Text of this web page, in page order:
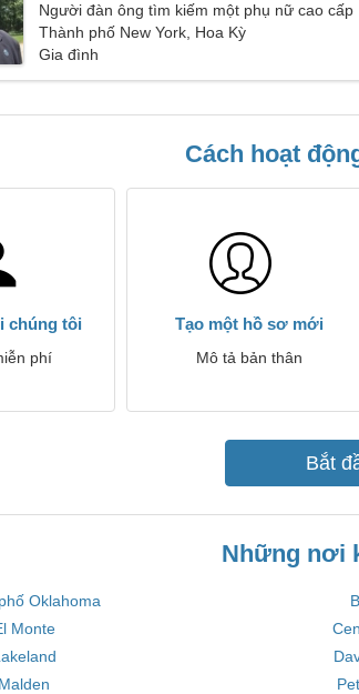
Người đàn ông tìm kiếm một phụ nữ cao cấp
50-53
Thành phố New York, Hoa Kỳ
Gia đình
Cách hoạt
chúng tôi
phí
Tạo một hồ sơ mới
Mô tả bản thân
Bắt
Những nơi
Oklahoma
Monte
Malden